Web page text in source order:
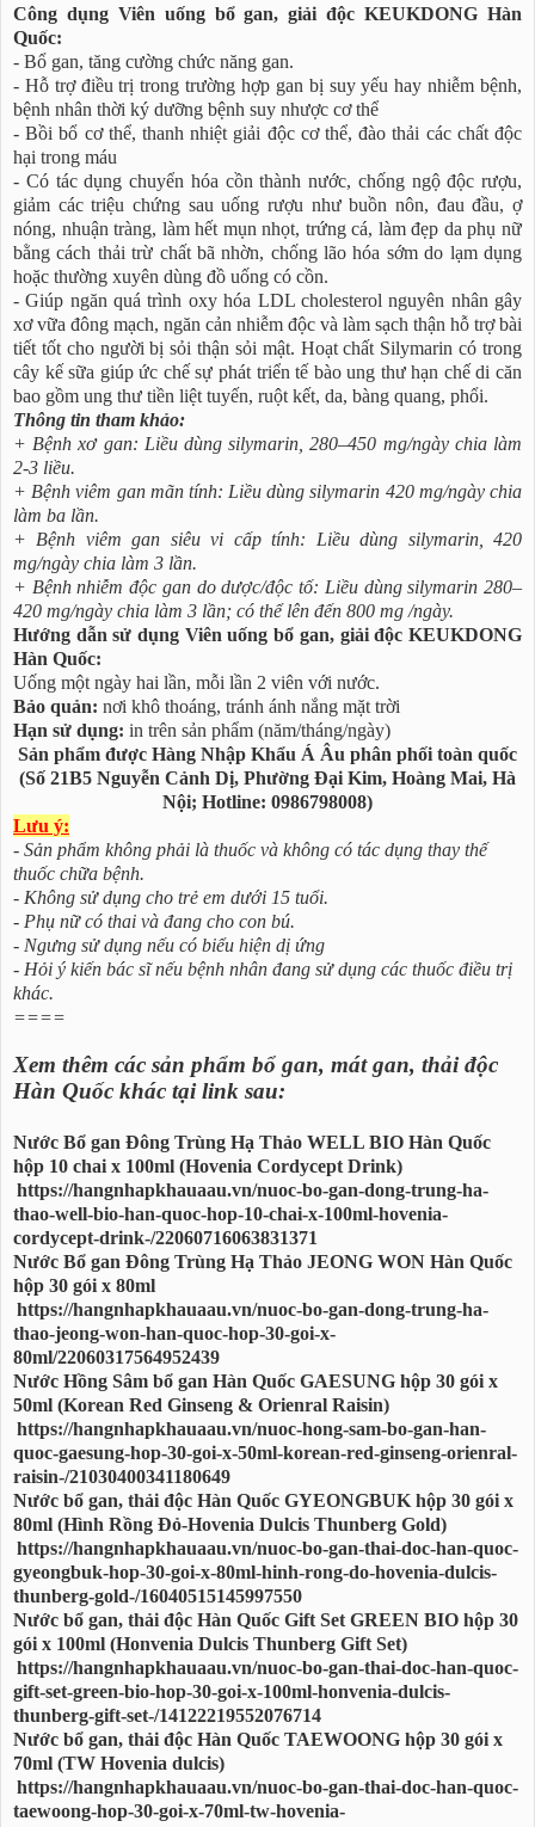
Công dụng Viên uống bổ gan, giải độc KEUKDONG Hàn
Quốc:
- Bổ gan, tăng cường chức năng gan.
- Hỗ trợ điều trị trong trường hợp gan bị suy yếu hay nhiễm bệnh,
bệnh nhân thời ký dưỡng bệnh suy nhược cơ thể
- Bồi bổ cơ thể, thanh nhiệt giải độc cơ thể, đào thải các chất độc
hại trong máu
- Có tác dụng chuyển hóa cồn thành nước, chống ngộ độc rượu,
giảm các triệu chứng sau uống rượu như buồn nôn, đau đầu, ợ
nóng, nhuận tràng, làm hết mụn nhọt, trứng cá, làm đẹp da phụ nữ
bằng cách thải trừ chất bã nhờn, chống lão hóa sớm do lạm dụng
hoặc thường xuyên dùng đồ uống có cồn.
- Giúp ngăn quá trình oxy hóa LDL cholesterol nguyên nhân gây
xơ vữa đông mạch, ngăn cản nhiễm độc và làm sạch thận hỗ trợ bài
tiết tốt cho người bị sỏi thận sỏi mật. Hoạt chất Silymarin có trong
cây kế sữa giúp ức chế sự phát triển tế bào ung thư hạn chế di căn
bao gồm ung thư tiền liệt tuyến, ruột kết, da, bàng quang, phổi.
Thông tin tham khảo:
+ Bệnh xơ gan: Liều dùng silymarin, 280–450 mg/ngày chia làm
2-3 liều.
+ Bệnh viêm gan mãn tính: Liều dùng silymarin 420 mg/ngày chia
làm ba lần.
+ Bệnh viêm gan siêu vi cấp tính: Liều dùng silymarin, 420
mg/ngày chia làm 3 lần.
+ Bệnh nhiễm độc gan do dược/độc tố: Liều dùng silymarin 280–
420 mg/ngày chia làm 3 lần; có thể lên đến 800 mg /ngày.
Hướng dẫn sử dụng Viên uống bổ gan, giải độc KEUKDONG
Hàn Quốc:
Uống một ngày hai lần, mỗi lần 2 viên với nước.
Bảo quản: nơi khô thoáng, tránh ánh nắng mặt trời
Hạn sử dụng: in trên sản phẩm (năm/tháng/ngày)
Sản phẩm được Hàng Nhập Khẩu Á Âu phân phối toàn quốc
(Số 21B5 Nguyễn Cảnh Dị, Phường Đại Kim, Hoàng Mai, Hà
Nội; Hotline: 0986798008)
Lưu ý:
- Sản phẩm không phải là thuốc và không có tác dụng thay thế
thuốc chữa bệnh.
- Không sử dụng cho trẻ em dưới 15 tuổi.
- Phụ nữ có thai và đang cho con bú.
- Ngưng sử dụng nếu có biểu hiện dị ứng
- Hỏi ý kiến bác sĩ nếu bệnh nhân đang sử dụng các thuốc điều trị
khác.
====
Xem thêm các sản phẩm bổ gan, mát gan, thải độc
Hàn Quốc khác tại link sau:
Nước Bổ gan Đông Trùng Hạ Thảo WELL BIO Hàn Quốc
hộp 10 chai x 100ml (Hovenia Cordycept Drink)
https://hangnhapkhauaau.vn/nuoc-bo-gan-dong-trung-ha-
thao-well-bio-han-quoc-hop-10-chai-x-100ml-hovenia-
cordycept-drink-/22060716063831371
Nước Bổ gan Đông Trùng Hạ Thảo JEONG WON Hàn Quốc
hộp 30 gói x 80ml
https://hangnhapkhauaau.vn/nuoc-bo-gan-dong-trung-ha-
thao-jeong-won-han-quoc-hop-30-goi-x-
80ml/22060317564952439
Nước Hồng Sâm bổ gan Hàn Quốc GAESUNG hộp 30 gói x
50ml (Korean Red Ginseng & Orienral Raisin)
https://hangnhapkhauaau.vn/nuoc-hong-sam-bo-gan-han-
quoc-gaesung-hop-30-goi-x-50ml-korean-red-ginseng-orienral-
raisin-/21030400341180649
Nước bổ gan, thải độc Hàn Quốc GYEONGBUK hộp 30 gói x
80ml (Hình Rồng Đỏ-Hovenia Dulcis Thunberg Gold)
https://hangnhapkhauaau.vn/nuoc-bo-gan-thai-doc-han-quoc-
gyeongbuk-hop-30-goi-x-80ml-hinh-rong-do-hovenia-dulcis-
thunberg-gold-/16040515145997550
Nước bổ gan, thải độc Hàn Quốc Gift Set GREEN BIO hộp 30
gói x 100ml (Honvenia Dulcis Thunberg Gift Set)
https://hangnhapkhauaau.vn/nuoc-bo-gan-thai-doc-han-quoc-
gift-set-green-bio-hop-30-goi-x-100ml-honvenia-dulcis-
thunberg-gift-set-/14122219552076714
Nước bổ gan, thải độc Hàn Quốc TAEWOONG hộp 30 gói x
70ml (TW Hovenia dulcis)
https://hangnhapkhauaau.vn/nuoc-bo-gan-thai-doc-han-quoc-
taewoong-hop-30-goi-x-70ml-tw-hovenia-